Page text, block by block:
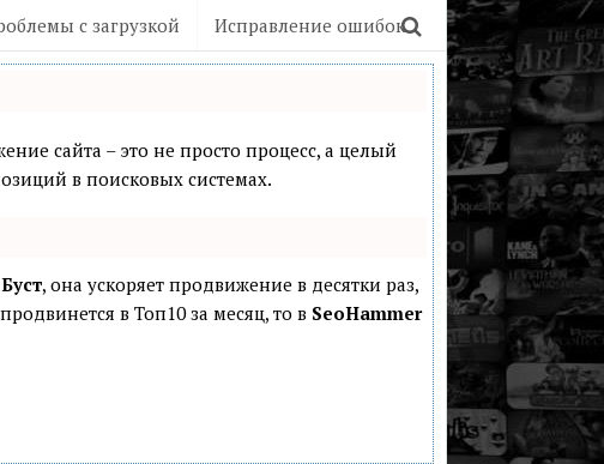
с загрузкой Исправление ошибок
сайта – это не просто процесс, а целый
в поисковых системах.
Буст, она ускоряет продвижение в десятки раз,
в Топ10 за месяц, то в SeoHammer